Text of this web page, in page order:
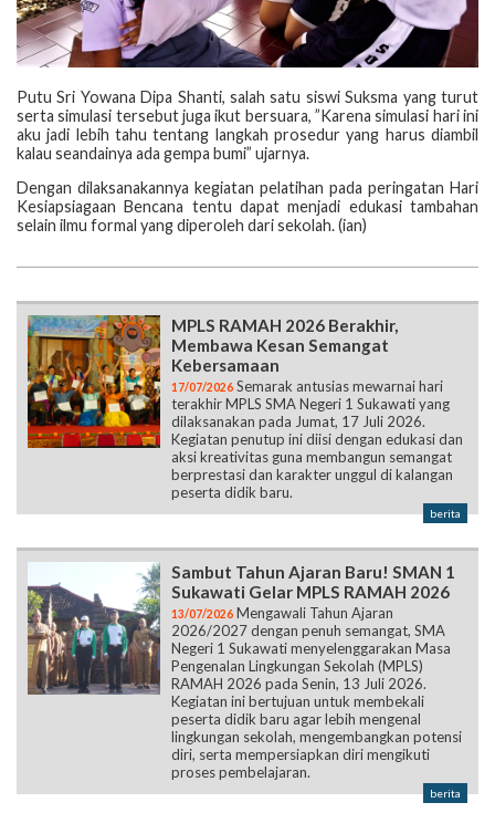
Putu Sri Yowana Dipa Shanti, salah satu siswi Suksma yang turut
serta simulasi tersebut juga ikut bersuara, ”Karena simulasi hari ini
aku jadi lebih tahu tentang langkah prosedur yang harus diambil
kalau seandainya ada gempa bumi” ujarnya.
Dengan dilaksanakannya kegiatan pelatihan pada peringatan Hari
Kesiapsiagaan Bencana tentu dapat menjadi edukasi tambahan
selain ilmu formal yang diperoleh dari sekolah. (ian)
MPLS RAMAH 2026 Berakhir,
Membawa Kesan Semangat
Kebersamaan
17/07/2026 Semarak antusias mewarnai hari
terakhir MPLS SMA Negeri 1 Sukawati yang
dilaksanakan pada Jumat, 17 Juli 2026.
Kegiatan penutup ini diisi dengan edukasi dan
aksi kreativitas guna membangun semangat
berprestasi dan karakter unggul di kalangan
peserta didik baru.
berita
Sambut Tahun Ajaran Baru! SMAN 1
Sukawati Gelar MPLS RAMAH 2026
13/07/2026 Mengawali Tahun Ajaran
2026/2027 dengan penuh semangat, SMA
Negeri 1 Sukawati menyelenggarakan Masa
Pengenalan Lingkungan Sekolah (MPLS)
RAMAH 2026 pada Senin, 13 Juli 2026.
Kegiatan ini bertujuan untuk membekali
peserta didik baru agar lebih mengenal
lingkungan sekolah, mengembangkan potensi
diri, serta mempersiapkan diri mengikuti
proses pembelajaran.
berita